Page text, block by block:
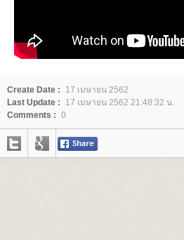
Create Date :
17 เมษายน 2562
Last Update :
17 เมษายน 2562 21:48:32 น.
Comments : 0